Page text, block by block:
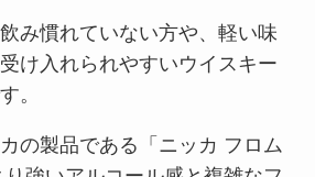
み慣れていない方や、軽い味
け入れられやすいウイスキー
。
の製品である「ニッカ フロム